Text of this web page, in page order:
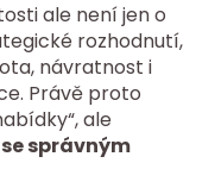
ale není jen o
rozhodnutí,
návratnost i
Právě proto
ale
správným